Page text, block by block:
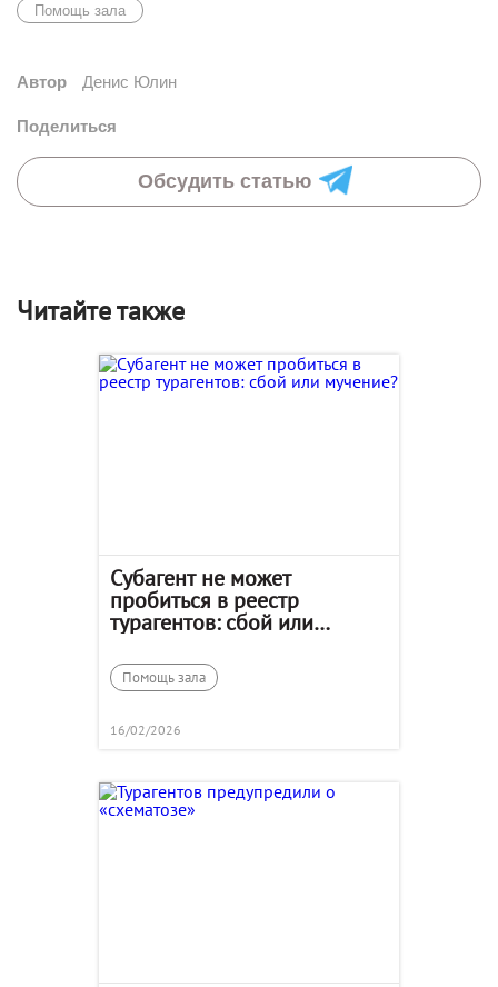
Помощь зала
Автор Денис Юлин
Поделиться
Обсудить статью
Читайте также
Субагент не может
пробиться в реестр
турагентов: сбой или
Помощь зала
16/02/2026